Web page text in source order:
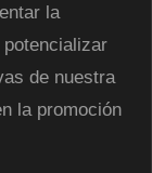
la
de nuestra
la promoción